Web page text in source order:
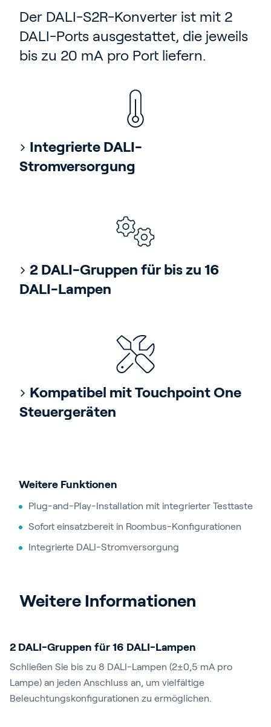
Der DALI-S2R-Konverter ist mit 2
DALI-Ports ausgestattet, die jeweils
bis zu 20 mA pro Port liefern.
Integrierte DALI-
Stromversorgung
2 DALI-Gruppen für bis zu 16
DALI-Lampen
Kompatibel mit Touchpoint One
Steuergeräten
Weitere Funktionen
Plug-and-Play-Installation mit integrierter Testtaste
Sofort einsatzbereit in Roombus-Konfigurationen
Integrierte DALI-Stromversorgung
Weitere Informationen
2 DALI-Gruppen für 16 DALI-Lampen
Schließen Sie bis zu 8 DALI-Lampen (2±0,5 mA pro
Lampe) an jeden Anschluss an, um vielfältige
Beleuchtungskonfigurationen zu ermöglichen.